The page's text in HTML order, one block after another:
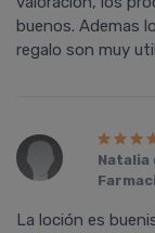
buenos. Ademas
regalo son muy
Natalia
La loción es